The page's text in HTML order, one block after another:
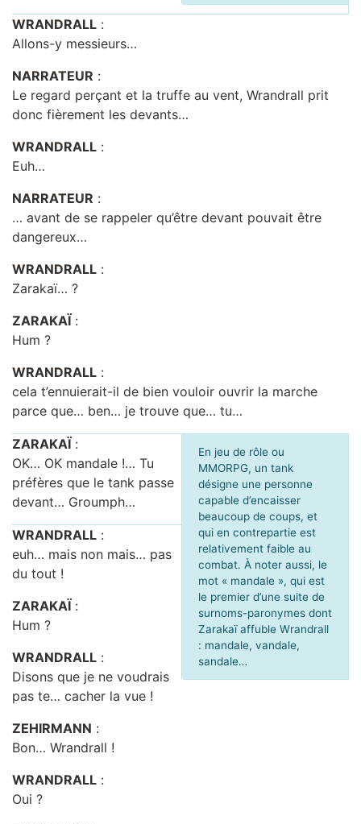
WRANDRALL :
Allons-y messieurs…
NARRATEUR :
Le regard perçant et la truffe au vent, Wrandrall prit
donc fièrement les devants…
WRANDRALL :
Euh…
NARRATEUR :
… avant de se rappeler qu’être devant pouvait être
dangereux…
WRANDRALL :
Zarakaï… ?
ZARAKAÏ :
Hum ?
WRANDRALL :
cela t’ennuierait-il de bien vouloir ouvrir la marche
parce que… ben… je trouve que… tu…
En jeu de rôle ou
MMORPG, un tank
désigne une personne
capable d’encaisser
beaucoup de coups, et
qui en contrepartie est
relativement faible au
combat. À noter aussi, le
mot « mandale », qui est
le premier d’une suite de
surnoms-paronymes dont
Zarakaï affuble Wrandrall
: mandale, vandale,
sandale…
ZARAKAÏ :
OK… OK mandale !… Tu
préfères que le tank passe
devant… Groumph…
WRANDRALL :
euh… mais non mais… pas
du tout !
ZARAKAÏ :
Hum ?
WRANDRALL :
Disons que je ne voudrais
pas te… cacher la vue !
ZEHIRMANN :
Bon… Wrandrall !
WRANDRALL :
Oui ?